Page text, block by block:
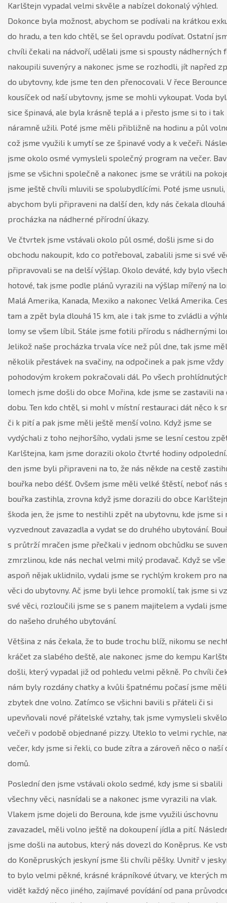
Karlštejn vypadal velmi skvěle a nabízel dokonalý výhled.
Dokonce byla možnost, abychom se podívali na krátkou
do hradu, a ten kdo chtěl, se šel opravdu podívat. Ostatní
chvíli čekali na nádvoří, udělali jsme si spousty nádherných
nakoupili suvenýry a nakonec jsme se rozhodli, jít napřed
do ubytovny, kde jsme ten den přenocovali. V řece
kousíček od naší ubytovny, jsme se mohli vykoupat. Voda
sice špinavá, ale byla krásně teplá a i přesto jsme si to i tak
náramně užili. Poté jsme měli přibližně na hodinu a půl
což jsme využili k umytí se ze špinavé vody a k večeři.
jsme okolo osmé vymysleli společný program na večer.
jsme se všichni společně a nakonec jsme se vrátili na
jsme ještě chvíli mluvili se spolubydlícími. Poté jsme usnuli,
abychom byli připraveni na další den, kdy nás čekala dlouhá
procházka na nádherné přírodní úkazy.
Ve čtvrtek jsme vstávali okolo půl osmé, došli jsme si do
obchodu nakoupit, kdo co potřeboval, zabalili jsme si své
připravovali se na delší výšlap. Okolo deváté, kdy bylo
hotové, tak jsme podle plánů vyrazili na výšlap mířený na
Malá Amerika, Kanada, Mexiko a nakonec Velká Amerika.
tam a zpět byla dlouhá 15 km, ale i tak jsme to zvládli a
lomy se všem líbil. Stále jsme fotili přírodu s nádhernými
Jelikož naše procházka trvala více než půl dne, tak jsme
několik přestávek na svačiny, na odpočinek a pak jsme vždy
pohodovým krokem pokračovali dál. Po všech
lomech jsme došli do obce Mořina, kde jsme se zastavili na
dobu. Ten kdo chtěl, si mohl v místní restauraci dát něco k
či k pití a pak jsme měli ještě menší volno. Když jsme se
vydýchali z toho nejhoršího, vydali jsme se lesní cestou
Karlštejna, kam jsme dorazili okolo čtvrté hodiny
den jsme byli připraveni na to, že nás někde na cestě
bouřka nebo déšť. Ovšem jsme měli velké štěstí, neboť nás
bouřka zastihla, zrovna když jsme dorazili do obce
škoda jen, že jsme to nestihli zpět na ubytovnu, kde jsme si
vyzvednout zavazadla a vydat se do druhého ubytování.
s průtrží mračen jsme přečkali v jednom obchůdku se
zmrzlinou, kde nás nechal velmi milý prodavač. Když se vše
aspoň nějak uklidnilo, vydali jsme se rychlým krokem pro
věci do ubytovny. Ač jsme byli lehce promoklí, tak jsme si
své věci, rozloučili jsme se s panem majitelem a vydali
do našeho druhého ubytování.
Většina z nás čekala, že to bude trochu blíž, nikomu se
kráčet za slabého deště, ale nakonec jsme do kempu
došli, který vypadal již od pohledu velmi pěkně. Po chvíli
nám byly rozdány chatky a kvůli špatnému počasí jsme
zbytek dne volno. Zatímco se všichni bavili s přáteli či si
upevňovali nové přátelské vztahy, tak jsme vymysleli
večeři v podobě objednané pizzy. Uteklo to velmi rychle,
večer, kdy jsme si řekli, co bude zítra a zároveň něco o naší
domů.
Poslední den jsme vstávali okolo sedmé, kdy jsme si sbalili
všechny věci, nasnídali se a nakonec jsme vyrazili na vlak.
Vlakem jsme dojeli do Berouna, kde jsme využili úschovnu
zavazadel, měli volno ještě na dokoupení jídla a pití.
jsme došli na autobus, který nás dovezl do Koněprus. Ke
do Koněpruských jeskyní jsme šli chvíli pěšky. Uvnitř v
to bylo velmi pěkné, krásné krápníkové útvary, ve kterých
vidět každý něco jiného, zajímavé povídání od pana